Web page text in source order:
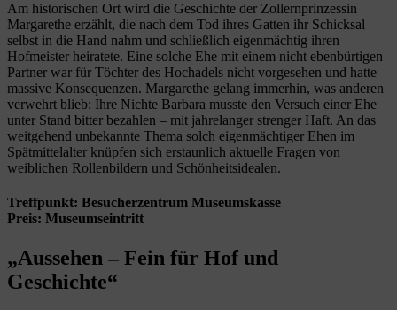
Am historischen Ort wird die Geschichte der Zollernprinzessin
Margarethe erzählt, die nach dem Tod ihres Gatten ihr Schicksal
selbst in die Hand nahm und schließlich eigenmächtig ihren
Hofmeister heiratete. Eine solche Ehe mit einem nicht ebenbürtigen
Partner war für Töchter des Hochadels nicht vorgesehen und hatte
massive Konsequenzen. Margarethe gelang immerhin, was anderen
verwehrt blieb: Ihre Nichte Barbara musste den Versuch einer Ehe
unter Stand bitter bezahlen – mit jahrelanger strenger Haft. An das
weitgehend unbekannte Thema solch eigenmächtiger Ehen im
Spätmittelalter knüpfen sich erstaunlich aktuelle Fragen von
weiblichen Rollenbildern und Schönheitsidealen.
Treffpunkt: Besucherzentrum Museumskasse
Preis: Museumseintritt
„Aussehen – Fein für Hof und
Geschichte“